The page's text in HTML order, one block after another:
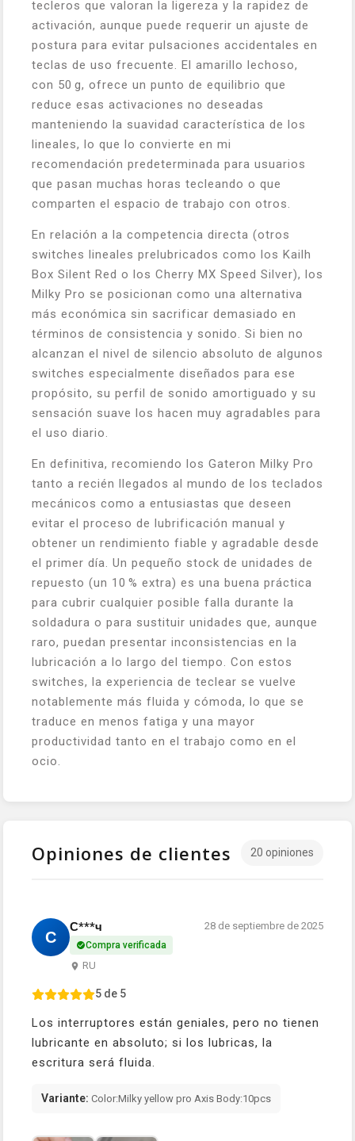
tecleros que valoran la ligereza y la rapidez de
activación, aunque puede requerir un ajuste de
postura para evitar pulsaciones accidentales en
teclas de uso frecuente. El amarillo lechoso,
con 50 g, ofrece un punto de equilibrio que
reduce esas activaciones no deseadas
manteniendo la suavidad característica de los
lineales, lo que lo convierte en mi
recomendación predeterminada para usuarios
que pasan muchas horas tecleando o que
comparten el espacio de trabajo con otros.
En relación a la competencia directa (otros
switches lineales prelubricados como los Kailh
Box Silent Red o los Cherry MX Speed Silver), los
Milky Pro se posicionan como una alternativa
más económica sin sacrificar demasiado en
términos de consistencia y sonido. Si bien no
alcanzan el nivel de silencio absoluto de algunos
switches especialmente diseñados para ese
propósito, su perfil de sonido amortiguado y su
sensación suave los hacen muy agradables para
el uso diario.
En definitiva, recomiendo los Gateron Milky Pro
tanto a recién llegados al mundo de los teclados
mecánicos como a entusiastas que deseen
evitar el proceso de lubrificación manual y
obtener un rendimiento fiable y agradable desde
el primer día. Un pequeño stock de unidades de
repuesto (un 10 % extra) es una buena práctica
para cubrir cualquier posible falla durante la
soldadura o para sustituir unidades que, aunque
raro, puedan presentar inconsistencias en la
lubricación a lo largo del tiempo. Con estos
switches, la experiencia de teclear se vuelve
notablemente más fluida y cómoda, lo que se
traduce en menos fatiga y una mayor
productividad tanto en el trabajo como en el
ocio.
Opiniones de clientes 20 opiniones
С
С***ч
Compra verificada
RU
28 de septiembre de 2025
5 de 5
Los interruptores están geniales, pero no tienen
lubricante en absoluto; si los lubricas, la
escritura será fluida.
Variante: Color:Milky yellow pro Axis Body:10pcs